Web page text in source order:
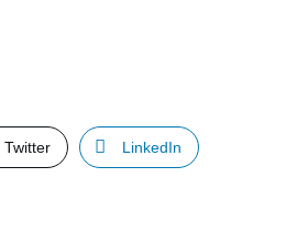
Twitter LinkedIn